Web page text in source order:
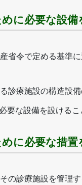
に必要な設備
省令で定める基準
診療施設の構造設
要な設備を設けるこ
に必要な措置
の診療施設を管理